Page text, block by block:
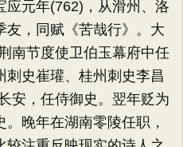
应元年(762)，从滑州、洛
友，同赋《苦哉行》。大
南节度使卫伯玉幕府中任
刺史崔瓘、桂州刺史李昌
安，任侍御史。翌年贬为
晚年在湖南零陵任职，